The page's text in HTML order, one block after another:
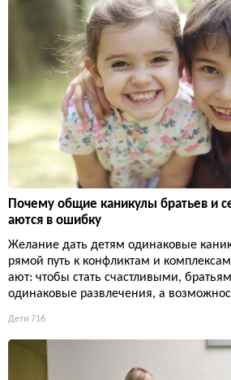
Почему общие каникулы братьев и
аются в ошибку
Желание дать детям одинаковые
рямой путь к конфликтам и
ают: чтобы стать счастливыми,
одинаковые развлечения, а
Дети 716